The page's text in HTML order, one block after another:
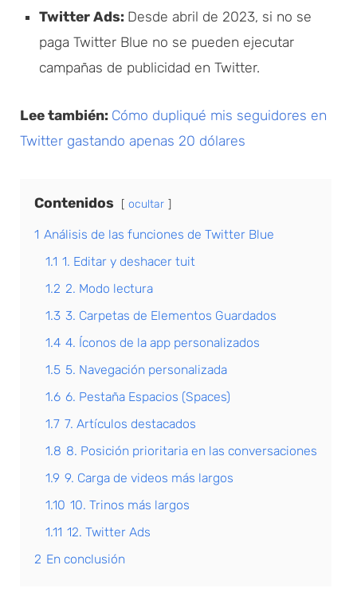
Twitter Ads: Desde abril de 2023, si no se
paga Twitter Blue no se pueden ejecutar
campañas de publicidad en Twitter.
Lee también: Cómo dupliqué mis seguidores en
Twitter gastando apenas 20 dólares
Contenidos ocultar
1 Análisis de las funciones de Twitter Blue
1.1 1. Editar y deshacer tuit
1.2 2. Modo lectura
1.3 3. Carpetas de Elementos Guardados
1.4 4. Íconos de la app personalizados
1.5 5. Navegación personalizada
1.6 6. Pestaña Espacios (Spaces)
1.7 7. Artículos destacados
1.8 8. Posición prioritaria en las conversaciones
1.9 9. Carga de videos más largos
1.10 10. Trinos más largos
1.11 12. Twitter Ads
2 En conclusión